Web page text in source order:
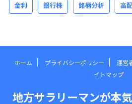
金利 銀行株 銘柄分析 高
ホーム プライバシーポリシー 運営
イトマップ
地方サラリーマンが本